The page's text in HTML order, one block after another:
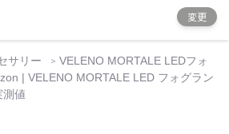
変更
サリー
VELENO MORTALE LEDフォ
| VELENO MORTALE LED フォグラン
測値